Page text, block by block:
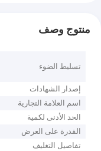
منتوج وصف
تسليط الضوء
إصدار الشهادات
اسم العلامة التجارية
الحد الأدنى لكمية
القدرة على العرض
تفاصيل التغليف